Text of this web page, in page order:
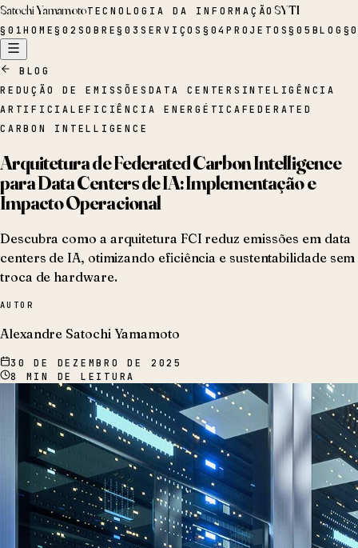
Satochi YamamotoTECNOLOGIA DA INFORMAÇÃOSYTI
§ 01HOME§02 SOBRE§03 SERVIÇOS § 04PROJETOS§05 BLOG §
BLOG
REDUÇÃO DE EMISSÕES DATA CENTERS INTELIGÊNCIA
ARTIFICIAL EFICIÊNCIA ENERGÉTICA FEDERATED
CARBON INTELLIGENCE
Arquitetura de Federated Carbon Intelligence
para Data Centers de IA: Implementação e
Impacto Operacional
Descubra como a arquitetura FCI reduz emissões em data
centers de IA, otimizando eficiência e sustentabilidade sem
troca de hardware.
AUTOR
Alexandre Satochi Yamamoto
30 DE DEZEMBRO DE 2025
8
MIN DE LEITURA